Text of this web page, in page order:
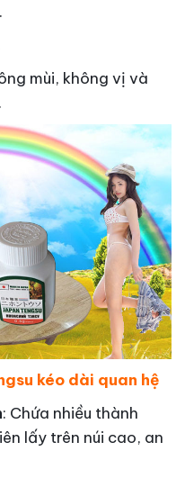
mùi, không vị và
kéo dài quan hệ
: Chứa nhiều thành
lấy trên núi cao, an